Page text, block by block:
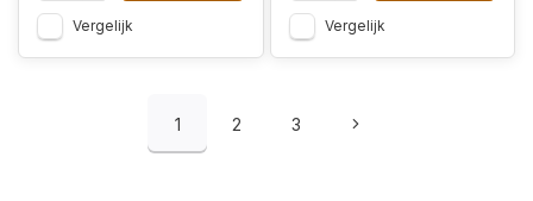
Vergelijk Vergelijk
1 2 3